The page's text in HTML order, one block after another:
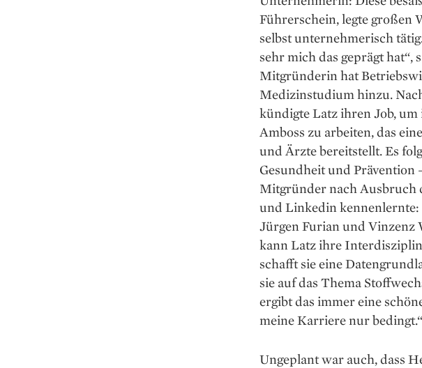
Führerschein, legte
selbst unternehmerisch
sehr mich das geprägt
Mitgründerin hat
Medizinstudium hinzu.
kündigte Latz ihren Job,
Amboss zu arbeiten, das
und Ärzte bereitstellt. Es
Gesundheit und
Mitgründer nach Ausbruch
und Linkedin
Jürgen Furian und Vinzenz
kann Latz ihre
schafft sie eine
sie auf das Thema
ergibt das immer eine
meine Karriere nur bedingt.“
Ungeplant war auch, dass